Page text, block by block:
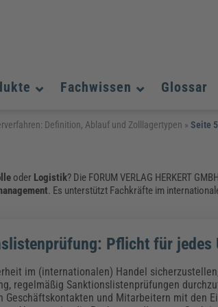
Aushangpflichtige Gesetze &
Gefahrstoffe & REACH
Assistenz und Office-Management
Bauausführung
Leitung, Organisation &
Datenschutz und IT-Sicherheit
Organisation & Dokumentation
Weiterbildungen (AKADEMIE
Fachpublikationen & Arbeitshilfen
Weiterbildungen (AKADEMIE
Fachwissen
Assistenz und Office-Management
Führung und Management
Zoll und Export
Glossar
Assistenz und Office-Management
Führung und Management
Zoll und Export
Definition, Ablauf und Zolllagertypen »Seite 5
oder Logistik? Die FORUM VERLAG HERKERT
. Es unterstützt Fachkräfte im
Pflicht für jedes
im (internationalen) Handel
regelmäßig Sanktionslistenprüfungen
Geschäftskontakten und Mitarbeitern mit den